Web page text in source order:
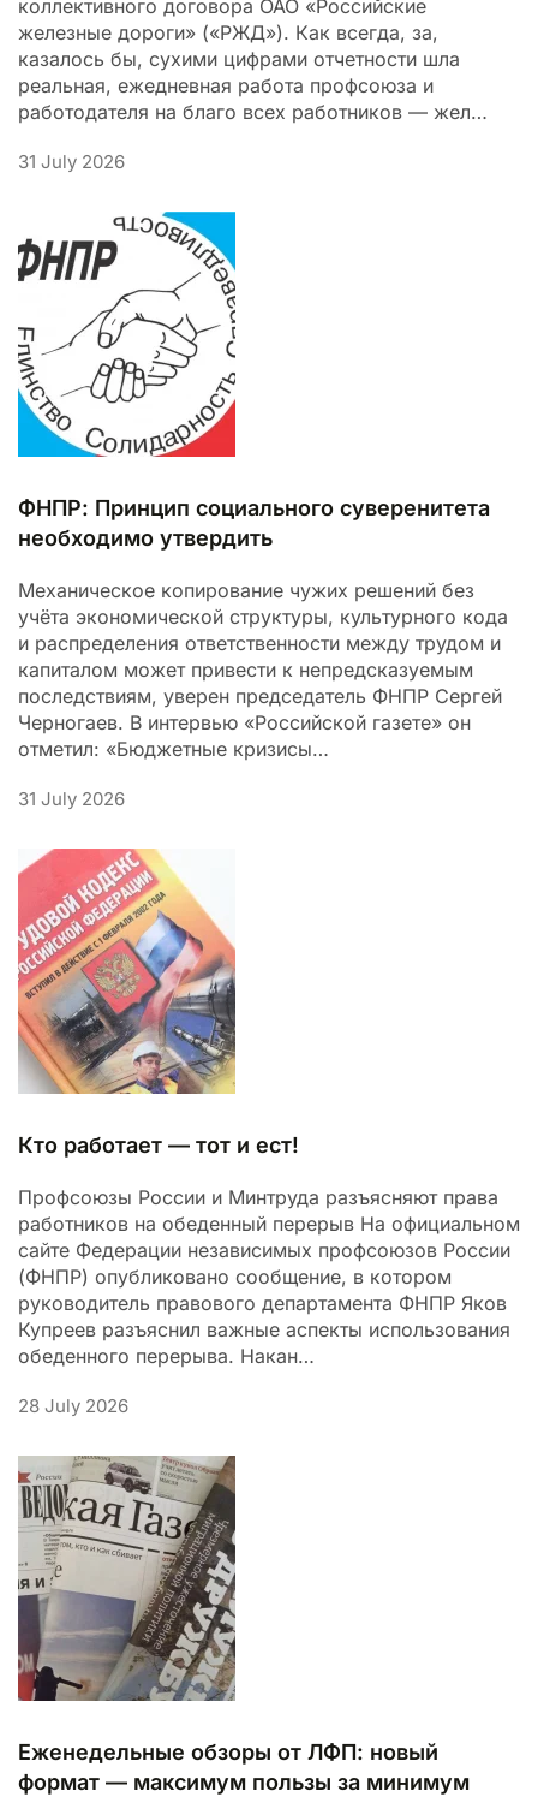
коллективного договора ОАО «Российские
железные дороги» («РЖД»). Как всегда, за,
казалось бы, сухими цифрами отчетности шла
реальная, ежедневная работа профсоюза и
работодателя на благо всех работников — жел…
31 July 2026
ФНПР: Принцип социального суверенитета
необходимо утвердить
Механическое копирование чужих решений без
учёта экономической структуры, культурного кода
и распределения ответственности между трудом и
капиталом может привести к непредсказуемым
последствиям, уверен председатель ФНПР Сергей
Черногаев. В интервью «Российской газете» он
отметил: «Бюджетные кризисы…
31 July 2026
Кто работает — тот и ест!
Профсоюзы России и Минтруда разъясняют права
работников на обеденный перерыв На официальном
сайте Федерации независимых профсоюзов России
(ФНПР) опубликовано сообщение, в котором
руководитель правового департамента ФНПР Яков
Купреев разъяснил важные аспекты использования
обеденного перерыва. Накан…
28 July 2026
Еженедельные обзоры от ЛФП: новый
формат — максимум пользы за минимум